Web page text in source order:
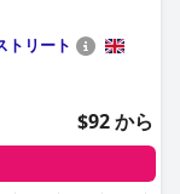
トリート
$92 から